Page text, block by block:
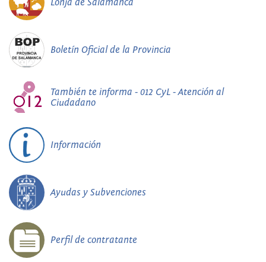
Boletín Oficial de la Provincia
También te informa - 012 CyL - Atención al
Ciudadano
Información
Ayudas y Subvenciones
Perfil de contratante